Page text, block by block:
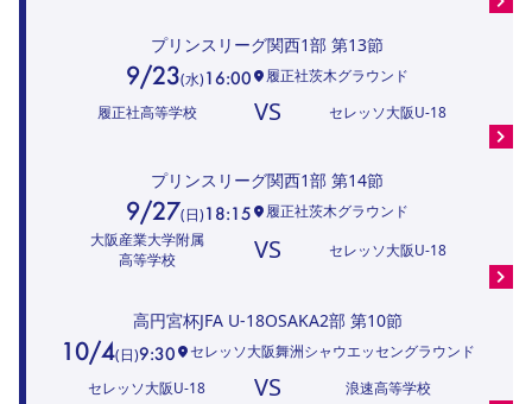
プリンスリーグ関西1部 第13節
9/23(水)16:00 履正社茨木グラウンド
セレッソ大阪U-18
VS
履正社高等学校
プリンスリーグ関西1部 第14節
9/27(日)18:15 履正社茨木グラウンド
セレッソ大阪U-18
VS
大阪産業大学附属
高等学校
高円宮杯JFA U-18OSAKA2部 第10節
10/4(日)9:30 セレッソ大阪舞洲シャウエッセングラウンド
セレッソ大阪U-18 VS 浪速高等学校